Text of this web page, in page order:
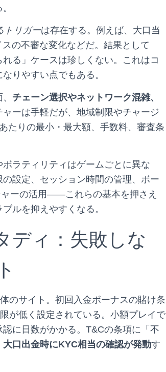
トリガーは存在する。例えば、大口当
の不審な変化などだ。結果として
る」ケースは珍しくない。これはコ
りやすい点でもある。
チェーン選択やネットワーク混雑、
ーは手軽だが、地域制限やチャージ
たりの最小・最大額、手数料、審査条
ラティリティはゲームごとに異な
設定、セッション時間の管理、ボー
ーの活用――これらの基本を押さえ
ルを抑えやすくなる。
ディ：失敗しな
のサイト。初回入金ボーナスの賭け条
が低く設定されている。小額プレイで
に日数がかかる。T&Cの条項に「不
大口出金時にKYC相当の確認が発動す